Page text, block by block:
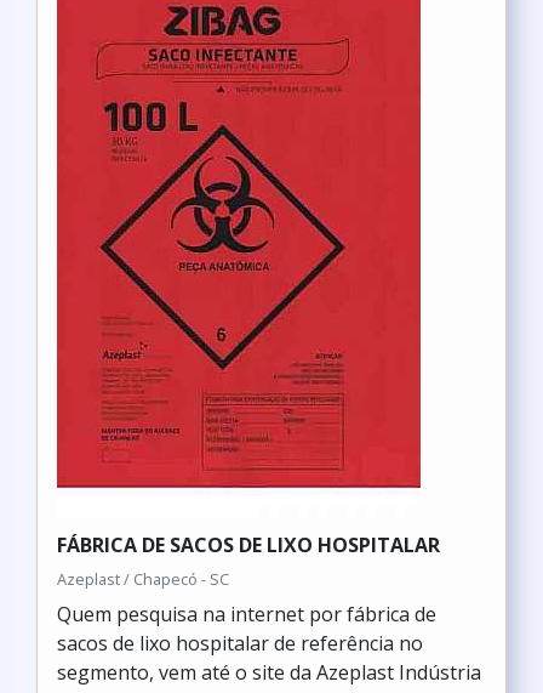
FÁBRICA DE SACOS DE LIXO HOSPITALAR
Azeplast / Chapecó - SC
Quem pesquisa na internet por fábrica de
sacos de lixo hospitalar de referência no
segmento, vem até o site da Azeplast Indústria